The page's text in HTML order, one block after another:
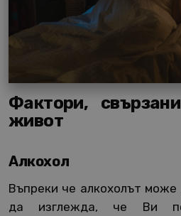
Фактори,
живот
Алкохол
Въпреки че алкохолът
да изглежда, че Ви